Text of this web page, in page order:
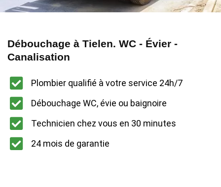
Débouchage à Tielen. WC - Évier -
Canalisation
Plombier qualifié à votre service 24h/7
Débouchage WC, évie ou baignoire
Technicien chez vous en 30 minutes
24 mois de garantie